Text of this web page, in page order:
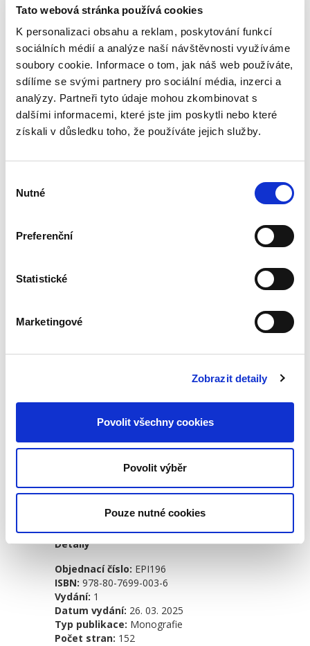
Tato webová stránka používá cookies
K personalizaci obsahu a reklam, poskytování funkcí
sociálních médií a analýze naší návštěvnosti využíváme
soubory cookie. Informace o tom, jak náš web používáte,
sdílíme se svými partnery pro sociální média, inzerci a
analýzy. Partneři tyto údaje mohou zkombinovat s
dalšími informacemi, které jste jim poskytli nebo které
získali v důsledku toho, že používáte jejich služby.
souhlasu
Nutné
Preferenční
Statistické
Marketingové
Zobrazit detaily
Povolit všechny cookies
Povolit výběr
Pouze nutné cookies
členové jejích orgánů nebo právně jednaly
ovšem v souladu s koncepcí navrhovanou v
tomto textu přičitatelné rovněž znalosti tzv.
kvaziorgánů, tedy těch, kdo v předmětné
záležitosti vykonávali v rámci právnické
osoby rozhodovací pravomoc, aniž byli členy
jejích orgánů nebo jejími zástupci. V
případech, kdy je aplikována právní norma,
informačních procesů.
nezastupovaly, avšak v řádně uspořádané
předaly těm, kdo danými kompetencemi
konstruovaným věděním nemůže dovolávat
neznalosti členů svých orgánů, kvaziorgánů
tato neznalost důsledkem porušení její
povinnosti k řádnému nakládání s
informacemi.
Detaily
Objednací číslo: EPI196
ISBN: 978-80-7699-003-6
Vydání: 1
Datum vydání: 26. 03. 2025
Typ publikace: Monografie
Počet stran: 152